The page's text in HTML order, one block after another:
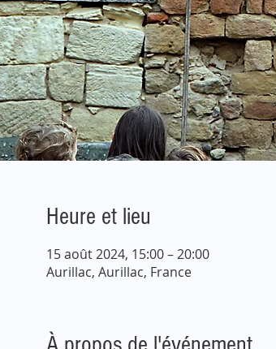
Heure et lieu
15 août 2024, 15:00 – 20:00
Aurillac, Aurillac, France